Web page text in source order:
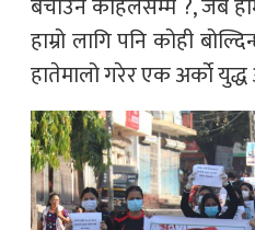
बचाउने कहिलेसम्म ?, जब
हाम्रो लागि पनि कोही
हातेमालो गरेर एक अर्काे